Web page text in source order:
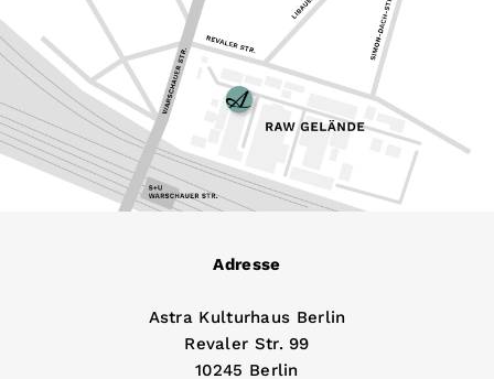
Adresse
Astra Kulturhaus Berlin
Revaler Str. 99
10245 Berlin